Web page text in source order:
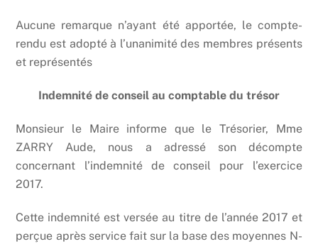
Aucune remarque n’ayant été apportée, le compte-
rendu est adopté à l’unanimité des membres présents
et représentés
Indemnité de conseil au comptable du trésor
Monsieur le Maire informe que le Trésorier, Mme
ZARRY Aude, nous a adressé son décompte
concernant l’indemnité de conseil pour l’exercice
2017.
Cette indemnité est versée au titre de l’année 2017 et
perçue après service fait sur la base des moyennes N-